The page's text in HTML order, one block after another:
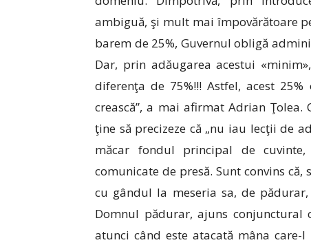
ambiguă, şi mult mai împovărătoare
barem de 25%, Guvernul obligă
Dar, prin adăugarea acestui
diferenţa de 75%!!! Astfel, acest
crească”, a mai afirmat Adrian
ţine să precizeze că „nu iau lecţii de
măcar fondul principal de
comunicate de presă. Sunt convins
cu gândul la meseria sa, de
Domnul pădurar, ajuns conjunctural
atunci când este atacată mâna